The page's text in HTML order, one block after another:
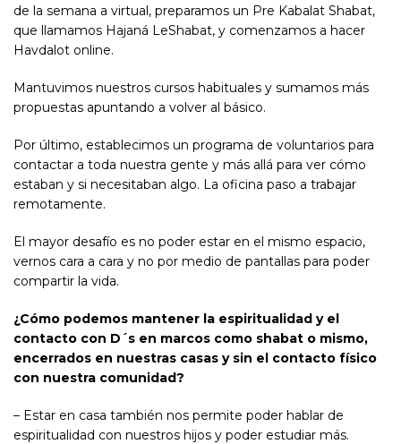
de la semana a virtual, preparamos un Pre Kabalat Shabat,
que llamamos Hajaná LeShabat, y comenzamos a hacer
Havdalot online.
Mantuvimos nuestros cursos habituales y sumamos más
propuestas apuntando a volver al básico.
Por último, establecimos un programa de voluntarios para
contactar a toda nuestra gente y más allá para ver cómo
estaban y si necesitaban algo. La oficina paso a trabajar
remotamente.
El mayor desafío es no poder estar en el mismo espacio,
vernos cara a cara y no por medio de pantallas para poder
compartir la vida.
¿Cómo podemos mantener la espiritualidad y el
contacto con D´s en marcos como shabat o mismo,
encerrados en nuestras casas y sin el contacto físico
con nuestra comunidad?
– Estar en casa también nos permite poder hablar de
espiritualidad con nuestros hijos y poder estudiar más.